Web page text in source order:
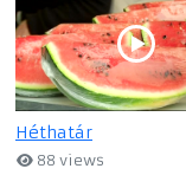
Héthatár
88 views